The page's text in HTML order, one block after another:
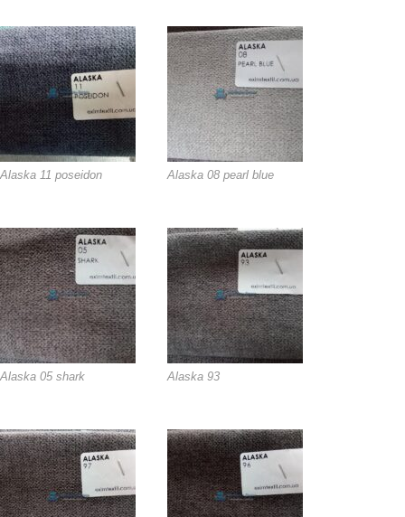
Alaska 11 poseidon Alaska 08 pearl blue
Alaska 05 shark Alaska 93